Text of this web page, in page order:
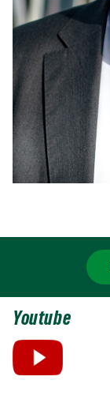
Youtube